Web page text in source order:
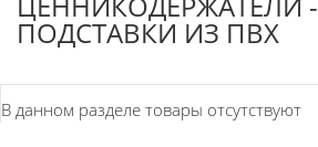
ПОДСТАВКИ ИЗ ПВХ
В данном разделе товары отсутствуют